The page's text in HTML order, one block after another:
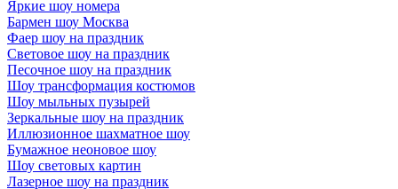
Яркие шоу номера
Бармен шоу Москва
Фаер шоу на праздник
Световое шоу на праздник
Песочное шоу на праздник
Шоу трансформация костюмов
Шоу мыльных пузырей
Зеркальные шоу на праздник
Иллюзионное шахматное шоу
Бумажное неоновое шоу
Шоу световых картин
Лазерное шоу на праздник